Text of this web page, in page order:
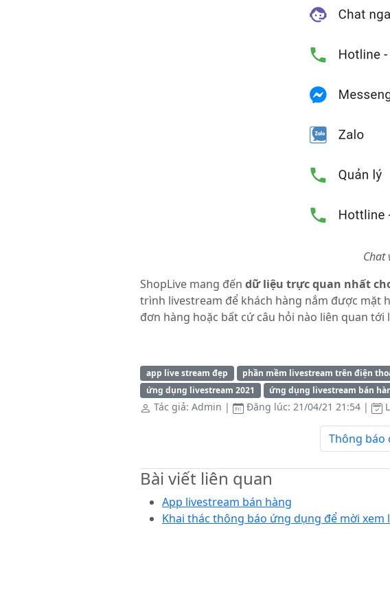
Chat
ShopLive mang đến dữ liệu trực quan nhất
trình livestream để khách hàng nắm được mặt
đơn hàng hoặc bất cứ câu hỏi nào liên quan
app live stream đẹp phần mềm livestream trên điện
ứng dụng livestream 2021
ứng dụng livestream bán
Tác giả: Admin | Đăng lúc: 21/04/21 21:54 |
Thông báo
Bài viết liên quan
App livestream bán hàng
Khai thác thông báo ứng dụng để mời xem